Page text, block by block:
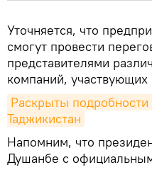
Уточняется, что
смогут провести
представителями
компаний, участвующих
Раскрыты
Таджикистан
Напомним, что
Душанбе с